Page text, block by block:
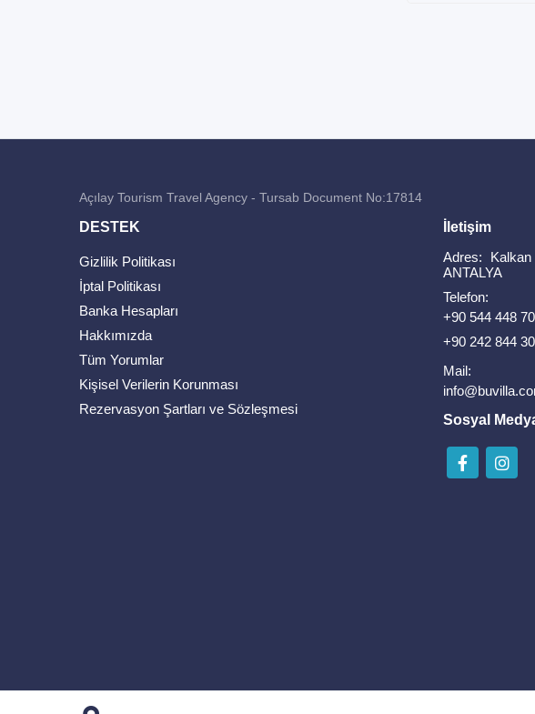
Açılay Tourism Travel Agency - Tursab Document No:17814
DESTEK
Gizlilik Politikası
İptal Politikası
Banka Hesapları
Hakkımızda
Tüm Yorumlar
Kişisel Verilerin Korunması
Rezervasyon Şartları ve Sözleşmesi
İletişim
Adres:
ANTALYA
Telefon:
+90 544 448
+90 242 844
Mail:
Sosyal